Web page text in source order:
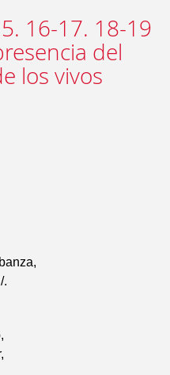
16-17. 18-19
del
los vivos
.